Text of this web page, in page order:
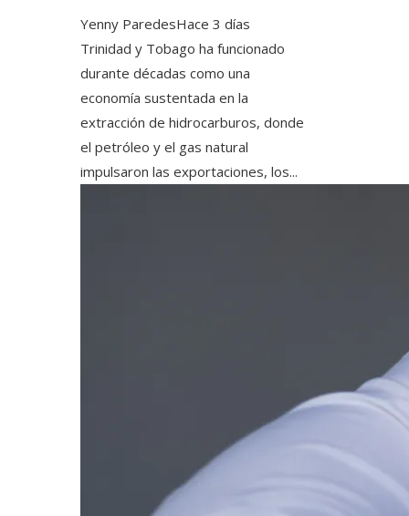
Yenny ParedesHace 3 días
Trinidad y Tobago ha funcionado
durante décadas como una
economía sustentada en la
extracción de hidrocarburos, donde
el petróleo y el gas natural
impulsaron las exportaciones, los...